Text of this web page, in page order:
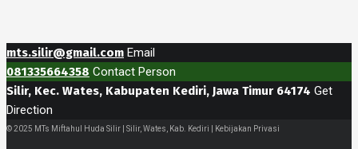
mts.silir@gmail.com Email
081335664358 Contact Person
Silir, Kec. Wates, Kabupaten Kediri, Jawa Timur 64174 Get
Direction
© 2025 MTs Miftahul Huda Silir | Silir, Wates, Kab. Kediri | Kebijakan Privasi